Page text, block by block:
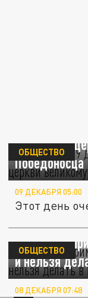
освещения
Победоносца
ОБЩЕСТВО
09 ДЕКАБРЯ 05:00
Этот день
Народные
и нельзя
ОБЩЕСТВО
08 ДЕКАБРЯ 07:48